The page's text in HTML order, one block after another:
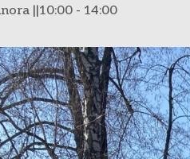
||10:00 - 14:00